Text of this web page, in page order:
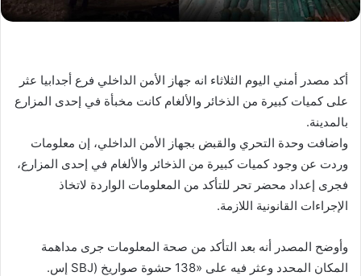
أكد مصدر أمني اليوم الثلاثاء انه جهاز الأمن الداخلي فرع أجدابيا عثر
على كميات كبيرة من الذخائر والألغام كانت مخبأة في إحدى المزارع
بالمدينة.
واضافت وحدة التحري والقبض بجهاز الأمن الداخلي، إن معلومات
وردت عن وجود كميات كبيرة من الذخائر والألغام في إحدى المزارع،
فجرى إعداد محضر تحر للتأكد من المعلومات الواردة لاتخاذ
الإجراءات القانونية اللازمة.
وأوضح المصدر أنه بعد التأكد من صحة المعلومات جرى مداهمة
المكان المحدد وعثر فيه على «138 حشوة صواريخ (SBJ إس.